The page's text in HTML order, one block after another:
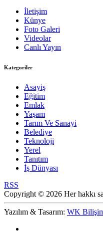
İletişim
Künye
Foto Galeri
Videolar
Canlı Yayın
Kategoriler
Asayiş
Eğitim
Emlak
Yaşam
Tarım Ve Sanayi
Belediye
Teknoloji
Yerel
Tanıtım
İş Dünyası
RSS
Copyright © 2026 Her hakkı
Yazılım & Tasarım: WK